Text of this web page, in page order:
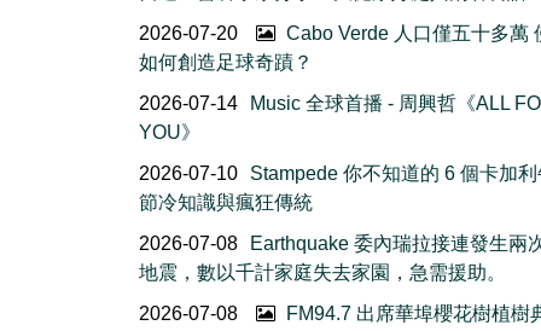
2026-07-20
Cabo Verde 人口僅五十多萬
如何創造足球奇蹟？
2026-07-14
Music 全球首播 - 周興哲《ALL
YOU》
2026-07-10
Stampede 你不知道的 6 個卡加
節冷知識與瘋狂傳統
2026-07-08
Earthquake 委內瑞拉接連發生兩
地震，數以千計家庭失去家園，急需援助。
2026-07-08
FM94.7 出席華埠櫻花樹植